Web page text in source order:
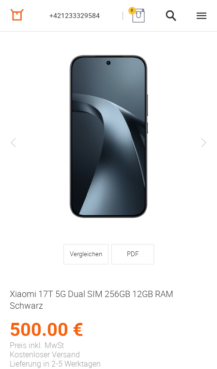
+421233329584
0
Vergleichen PDF
Xiaomi 17T 5G Dual SIM 256GB 12GB RAM
Schwarz
500.00 €
Preis inkl. MwSt
Kostenloser Versand
Lieferung in 2-5 Werktagen